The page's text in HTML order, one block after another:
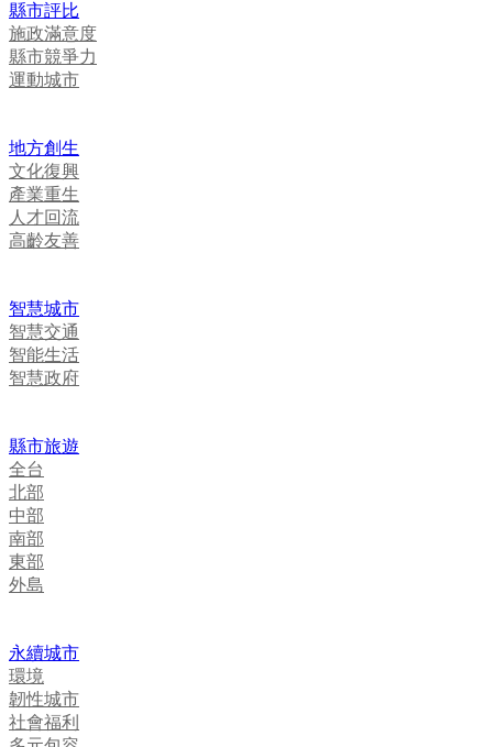
縣市評比
施政滿意度
縣市競爭力
運動城市
地方創生
文化復興
產業重生
人才回流
高齡友善
智慧城市
智慧交通
智能生活
智慧政府
縣市旅遊
全台
北部
中部
南部
東部
外島
永續城市
環境
韌性城市
社會福利